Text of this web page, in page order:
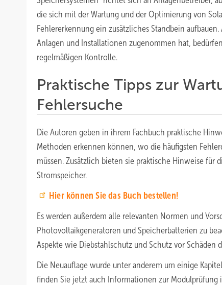
die sich mit der Wartung und der Optimierung von
Fehlererkennung ein zusätzliches Standbein
Anlagen und Installationen zugenommen hat,
regelmäßigen Kontrolle.
Praktische Tipps zur
Fehlersuche
Die Autoren geben in ihrem Fachbuch praktische
Methoden erkennen können, wo die häufigsten
müssen. Zusätzlich bieten sie praktische Hinweise
Stromspeicher.
Hier können Sie das Buch bestellen!
Es werden außerdem alle relevanten Normen und
Photovoltaikgeneratoren und Speicherbatterien zu
Aspekte wie Diebstahlschutz und Schutz vor Schäden
Die Neuauflage wurde unter anderem um einige
finden Sie jetzt auch Informationen zur Modulprüfung